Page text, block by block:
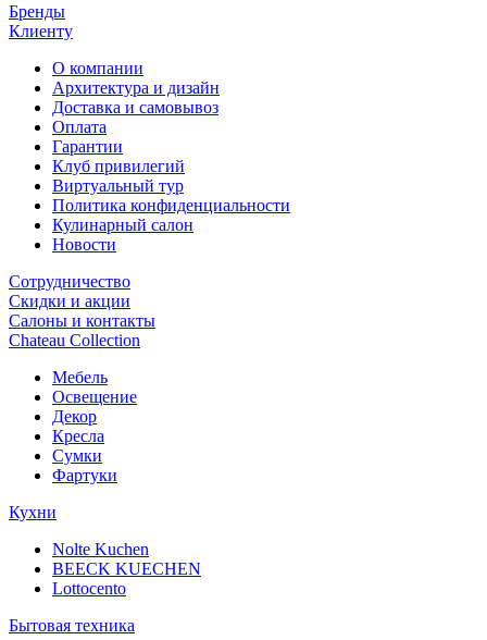
Бренды
Клиенту
О компании
Архитектура и дизайн
Доставка и самовывоз
Оплата
Гарантии
Клуб привилегий
Виртуальный тур
Политика конфиденциальности
Кулинарный салон
Новости
Сотрудничество
Скидки и акции
Салоны и контакты
Chateau Collection
Мебель
Освещение
Декор
Кресла
Сумки
Фартуки
Кухни
Nolte Kuchen
BEECK KUECHEN
Lottocento
Бытовая техника